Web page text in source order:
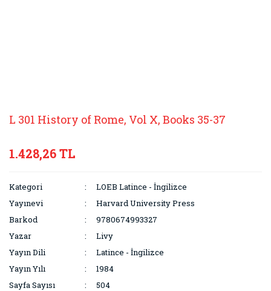
L 301 History of Rome, Vol X, Books 35-37
1.428,26 TL
Kategori
LOEB Latince - İngilizce
Yayınevi
Harvard University Press
Barkod
9780674993327
Yazar
Livy
Yayın Dili
Latince - İngilizce
Yayın Yılı
1984
Sayfa Sayısı
504